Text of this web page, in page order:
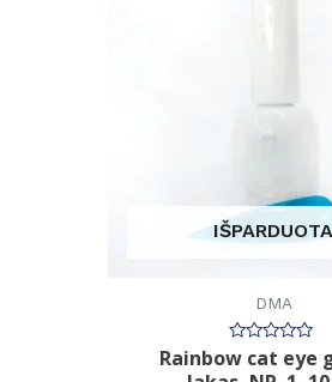
IŠPARDUOTA
DMA
Įvertinimas:
0
Rainbow cat eye